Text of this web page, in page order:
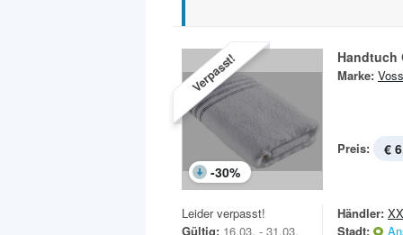
Verpasst!
-30%
Handtuch
Marke:
Preis: €
Leider verpasst!
Gültig: 16.03. - 31.03.
Händler:
Stadt: